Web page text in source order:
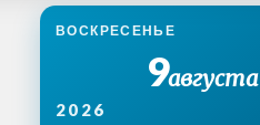
ВОСКРЕСЕНЬЕ
9августа
2026